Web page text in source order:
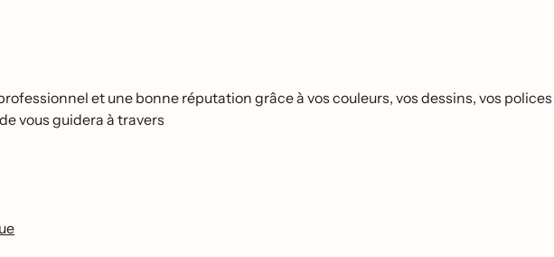
et une bonne réputation grâce à vos couleurs, vos dessins, vos polices
vous guidera à travers